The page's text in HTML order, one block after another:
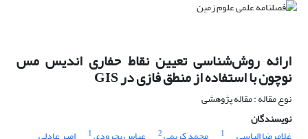
ارائه روش‌شناسی تعیین نقاط حفاری اندیس مس
نوچون با استفاده از منطق فازی در GIS
نوع مقاله : مقاله پژوهشی
نویسندگان
1
2
1